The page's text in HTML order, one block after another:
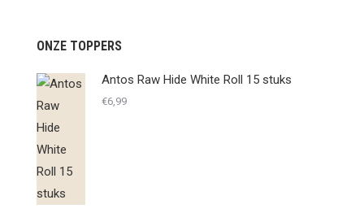
ONZE TOPPERS
Antos Raw Hide White Roll 15 stuks
€6,99